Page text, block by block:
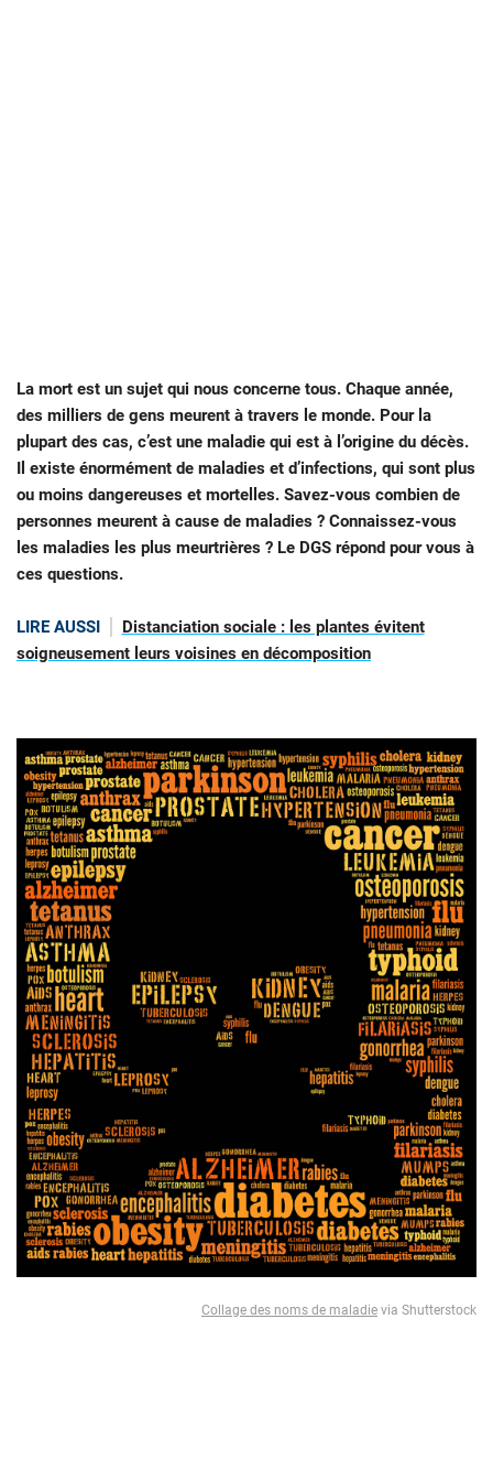
La mort est un sujet qui nous concerne tous. Chaque année,
des milliers de gens meurent à travers le monde. Pour la
plupart des cas, c’est une maladie qui est à l’origine du décès.
Il existe énormément de maladies et d’infections, qui sont plus
ou moins dangereuses et mortelles. Savez-vous combien de
personnes meurent à cause de maladies ? Connaissez-vous
les maladies les plus meurtrières ? Le DGS répond pour vous à
ces questions.
LIRE AUSSI
Distanciation sociale : les plantes évitent
soigneusement leurs voisines en décomposition
Collage des noms de maladie via Shutterstock